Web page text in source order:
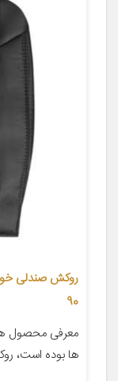
90
معرفی محصول
ها بوده است،